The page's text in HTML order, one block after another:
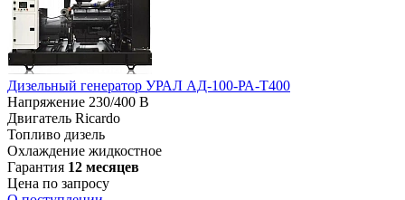
Дизельный генератор УРАЛ АД-100-РА-Т400
Напряжение 230/400 В
Двигатель Ricardo
Топливо дизель
Охлаждение жидкостное
Гарантия 12 месяцев
Цена по запросу